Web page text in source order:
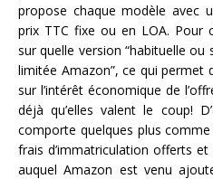
propose chaque modèle avec
prix TTC fixe ou en LOA. Pour
sur quelle version “habituelle ou
limitée Amazon”, ce qui permet
sur l’intérêt économique de
déjà qu’elles valent le coup!
comporte quelques plus
frais d’immatriculation offerts
auquel Amazon est venu